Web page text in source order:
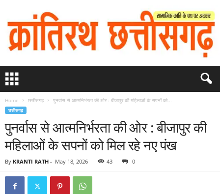
Home छत्तीसगढ़ पुनर्वास से आत्मनिर्भरता की ओर : बीजापुर की महिलाओं के सपनों को...
छत्तीसगढ़
पुनर्वास से आत्मनिर्भरता की ओर : बीजापुर की
महिलाओं के सपनों को मिल रहे नए पंख
By KRANTI RATH - May 18, 2026 43 0